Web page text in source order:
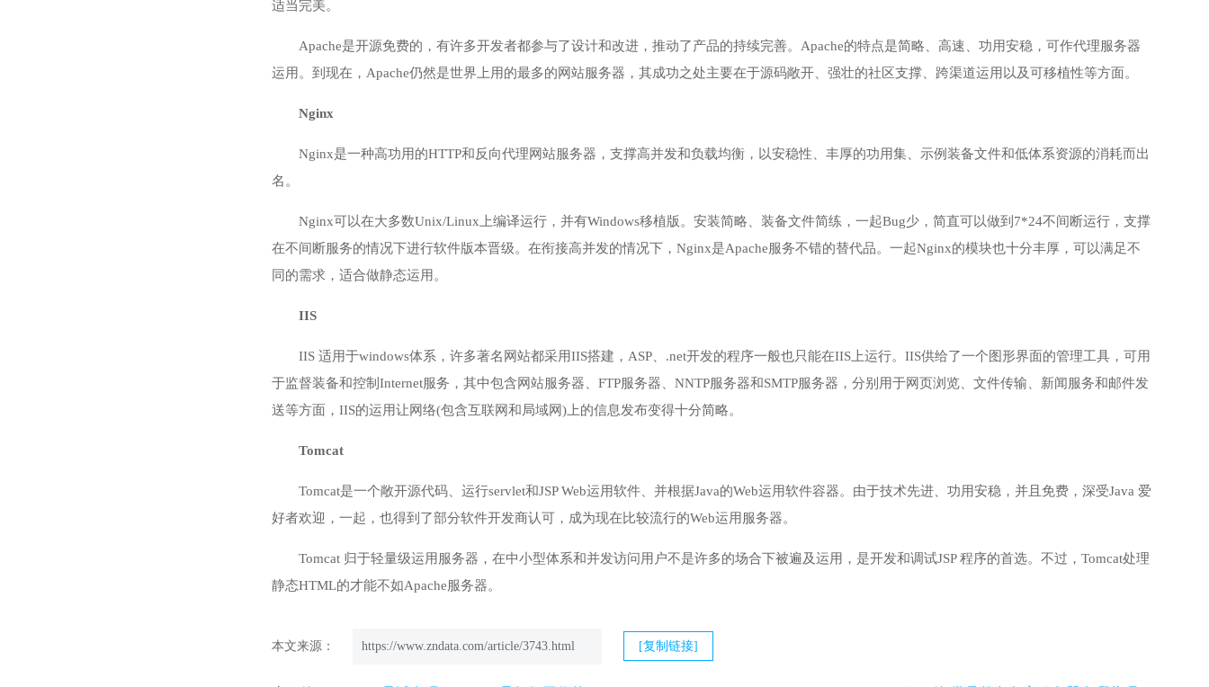
适当完美。
Apache是开源免费的，有许多开发者都参与了设计和改进，推动了产品的持续完善。Apache的特点是简略、高速、功用安稳，可作代理服务器
运用。到现在，Apache仍然是世界上用的最多的网站服务器，其成功之处主要在于源码敞开、强壮的社区支撑、跨渠道运用以及可移植性等方面。
Nginx
Nginx是一种高功用的HTTP和反向代理网站服务器，支撑高并发和负载均衡，以安稳性、丰厚的功用集、示例装备文件和低体系资源的消耗而出
名。
Nginx可以在大多数Unix/Linux上编译运行，并有Windows移植版。安装简略、装备文件简练，一起Bug少，简直可以做到7*24不间断运行，支撑
在不间断服务的情况下进行软件版本晋级。在衔接高并发的情况下，Nginx是Apache服务不错的替代品。一起Nginx的模块也十分丰厚，可以满足不
同的需求，适合做静态运用。
IIS
IIS 适用于windows体系，许多著名网站都采用IIS搭建，ASP、.net开发的程序一般也只能在IIS上运行。IIS供给了一个图形界面的管理工具，可用
于监督装备和控制Internet服务，其中包含网站服务器、FTP服务器、NNTP服务器和SMTP服务器，分别用于网页浏览、文件传输、新闻服务和邮件发
送等方面，IIS的运用让网络(包含互联网和局域网)上的信息发布变得十分简略。
Tomcat
Tomcat是一个敞开源代码、运行servlet和JSP Web运用软件、并根据Java的Web运用软件容器。由于技术先进、功用安稳，并且免费，深受Java 爱
好者欢迎，一起，也得到了部分软件开发商认可，成为现在比较流行的Web运用服务器。
Tomcat 归于轻量级运用服务器，在中小型体系和并发访问用户不是许多的场合下被遍及运用，是开发和调试JSP 程序的首选。不过，Tomcat处理
静态HTML的才能不如Apache服务器。
本文来源： https://www.zndata.com/article/3743.html [复制链接]